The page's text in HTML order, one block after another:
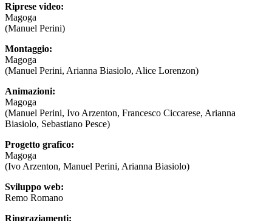
Riprese video:
Magoga
(Manuel Perini)
Montaggio:
Magoga
(Manuel Perini, Arianna Biasiolo, Alice Lorenzon)
Animazioni:
Magoga
(Manuel Perini, Ivo Arzenton, Francesco Ciccarese, Arianna
Biasiolo, Sebastiano Pesce)
Progetto grafico:
Magoga
(Ivo Arzenton, Manuel Perini, Arianna Biasiolo)
Sviluppo web:
Remo Romano
Ringraziamenti: